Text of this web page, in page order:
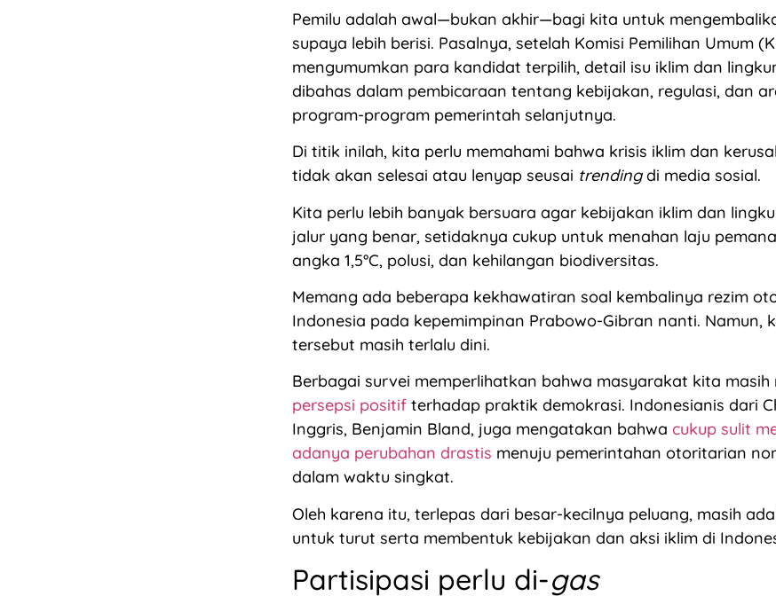
Pemilu adalah awal—bukan akhir—bagi kita untuk
supaya lebih berisi. Pasalnya, setelah Komisi Pemilihan Umum
mengumumkan para kandidat terpilih, detail isu iklim dan
dibahas dalam pembicaraan tentang kebijakan, regulasi, dan
program-program pemerintah selanjutnya.
Di titik inilah, kita perlu memahami bahwa krisis iklim dan
tidak akan selesai atau lenyap seusai trendingdi media sosial.
Kita perlu lebih banyak bersuara agar kebijakan iklim dan
jalur yang benar, setidaknya cukup untuk menahan laju
angka 1,5°C, polusi, dan kehilangan biodiversitas.
Memang ada beberapa kekhawatiran soal kembalinya rezim
Indonesia pada kepemimpinan Prabowo-Gibran nanti. Namun,
tersebut masih terlalu dini.
Berbagai survei memperlihatkan bahwa masyarakat kita masih
persepsi positif terhadap praktik demokrasi. Indonesianis dari
Inggris, Benjamin Bland, juga mengatakan bahwa cukup sulit
adanya perubahan drastis menuju pemerintahan otoritarian
dalam waktu singkat.
Oleh karena itu, terlepas dari besar-kecilnya peluang, masih
untuk turut serta membentuk kebijakan dan aksi iklim di
Partisipasi perlu di-gas